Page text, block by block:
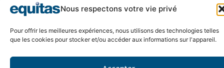
Nous respectons votre vie privé
Pour offrir les meilleures expériences, nous utilisons des technologies telles
que les cookies pour stocker et/ou accéder aux informations sur l'appareil.
səl̓ilwətaɁɬ (Tsleil Waututh) et
Lire la suite
de